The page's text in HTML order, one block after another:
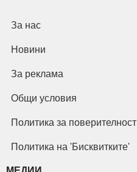
За нас
Новини
За реклама
Общи условия
Политика за поверителност
Политика на 'Бисквитките'